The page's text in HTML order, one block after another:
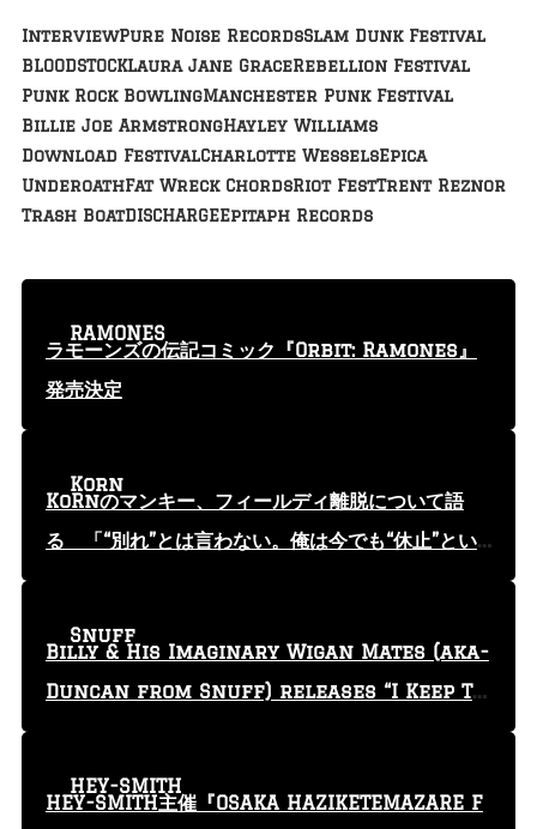
InterviewPure Noise RecordsSlam Dunk Festival
BLOODSTOCKLaura Jane GraceRebellion Festival
Punk Rock BowlingManchester Punk Festival
Billie Joe ArmstrongHayley Williams
Download FestivalCharlotte WesselsEpica
UnderoathFat Wreck ChordsRiot FestTrent Reznor
Trash BoatDISCHARGEEpitaph Records
ラモーンズの伝記コミック『Orbit: Ramones』
発売決定
RAMONES
KoRnのマンキー、フィールディ離脱について語
る 「“別れ”とは言わない。俺は今でも“休止”とい
Korn
Billy & His Imaginary Wigan Mates (aka-
Duncan from Snuff) releases “I Keep Tr
Snuff
HEY-SMITH主催『OSAKA HAZIKETEMAZARE F
HEY-SMITH